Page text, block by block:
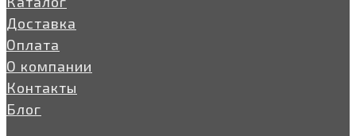
Доставка
Оплата
О компании
Контакты
Блог